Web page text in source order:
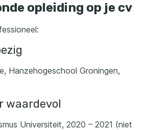
opleiding op je cv
Hanzehogeschool Groningen,
waardevol
Universiteit, 2020 – 2021 (niet